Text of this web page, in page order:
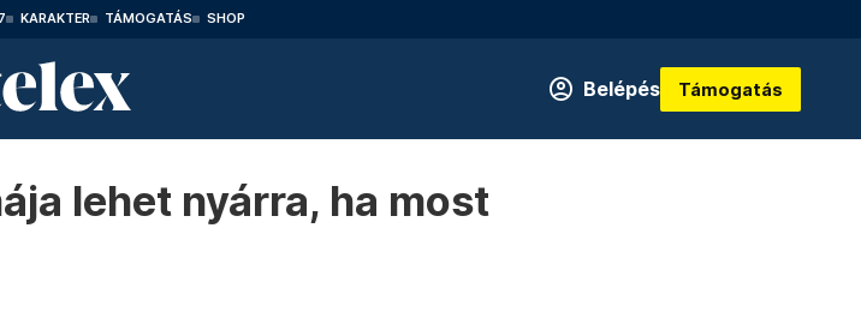
KARAKTER TÁMOGATÁS SHOP
Belépés Támogatás
lehet nyárra, ha most